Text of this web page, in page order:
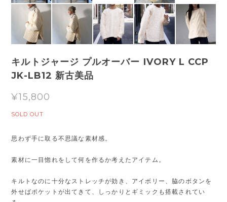
キルトジャージ プルオーバー IVORY L CCP
JK-LB12 新古美品
¥15,800
SOLD OUT
思わず手に取る不思議な素材感。
素材に一目惚れをして何を作るか考えたアイテム。
キルトなのに十分なストレッチが効き、アイボリー、脇のボタンを
外せばポケットが出てきて、しっかりとギミックも搭載されてい